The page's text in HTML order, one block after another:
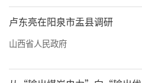
叹。6月22日，山西省级
被邀请进“与辉同行”直
演让山西非遗再次火“
前刚刚结束的“与辉同
卢东亮在阳泉市盂县调研
山西省人民政府